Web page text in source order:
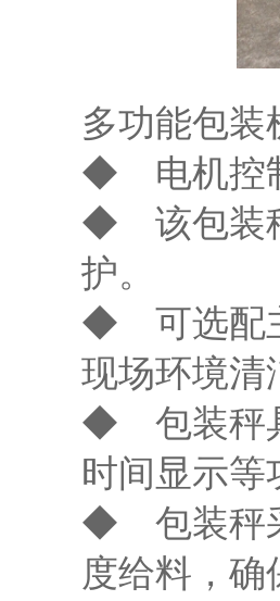
多功能包装
◆ 电机控
◆ 该包装
护。
◆ 可选配
现场环境清
◆ 包装秤
时间显示等
◆ 包装秤
度给料，确